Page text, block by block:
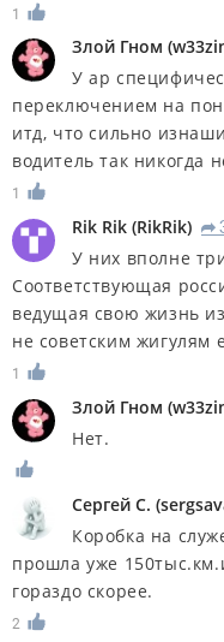
1
Злой Гном (
У ар
переключением на
итд, что сильно
водитель так никогда
1
Rik Rik (RikRik) R
У них вполне
Соответствующая
ведущая свою жизнь
не советским жигулям
1
Злой Гном (
Нет.
Сергей С. (
Коробка на
прошла уже
гораздо скорее.
2